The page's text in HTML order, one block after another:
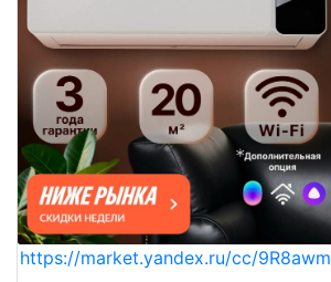
https://market.yandex.ru/cc/9R8awm